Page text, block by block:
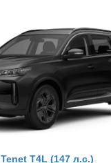
Tenet T4L (147 л.с.)